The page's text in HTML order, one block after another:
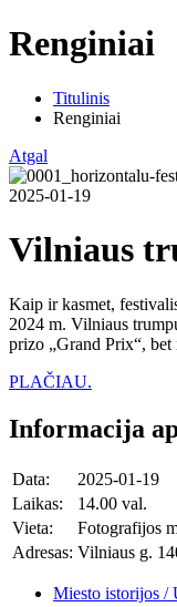
Renginiai
Titulinis
Renginiai
Atgal
2025-01-19
Vilniaus
Kaip ir kasmet,
2024 m. Vilniaus
prizo „Grand Prix“,
PLAČIAU.
Informacija
Data:
2025-01-19
Laikas:
14.00 val.
Vieta:
Fotografijos
Adresas: Vilniaus g.
Miesto istorijos /